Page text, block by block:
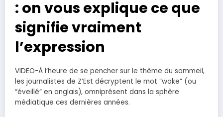
: on vous explique ce que
signifie vraiment
l’expression
VIDEO-À l’heure de se pencher sur le thème du sommeil,
les journalistes de Z’Est décryptent le mot “woke” (ou
“éveillé” en anglais), omniprésent dans la sphère
médiatique ces dernières années.